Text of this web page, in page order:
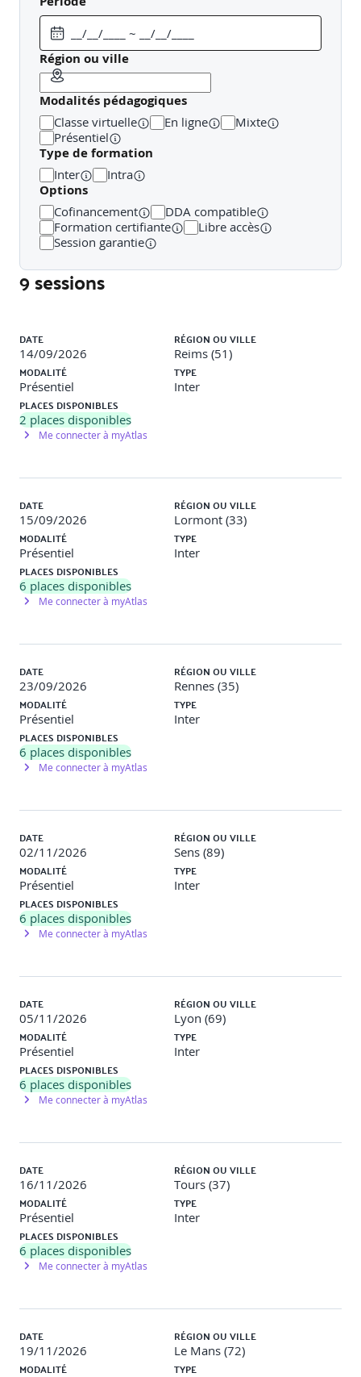
Conseil syndical : fonction d'assistance et de contrôle.
Relations entre le conseil syndical et le syndic
Fonctionnement et Gouvernance de la Copropriété
L'assemblée générale de copropriété :
Définition et rôle dans la prise de décisions
Organisation et fréquence (au moins une fois par an)
Processus de convocation et délais légaux
Déroulement et validation des décisions
Suivi de la gestion et contrôle des comptes
Surveillance des devis et travaux
Obligations légales de la copropriété en matière
d'assurance.
L'Assurance Multirisque Immeuble -
Fondamentaux
immeuble (MRI).
Obligation d'assurance pour les copropriétés.
Structure d'un contrat MRI :
Police d'assurance : éléments constitutifs
Intercalaires et conditions d'application
Franchises : définition et impact
Les différents types de contrats :
Contrat Multirisque
Couverture et Garanties des Contrats Multirisques
La couverture collective : principe et application .
Les biens garantis par le contrat MRI
Dommages aux biens (incendie, dégâts des eaux, etc.)
Région ou ville
Modalités pédagogiques
Classe virtuelle En ligne
Mixte
Présentiel
Type de formation
Inter Intra
Options
Cofinancement
DDA compatible
Formation certifiante
Libre accès
Session garantie
9 sessions
DATE
14/09/2026
RÉGION OU VILLE
Reims (51)
MODALITÉ
Présentiel
TYPE
Inter
PLACES DISPONIBLES
2 places disponibles
Me connecter à myAtlas
DATE
15/09/2026
RÉGION OU VILLE
Lormont (33)
MODALITÉ
Présentiel
TYPE
Inter
PLACES DISPONIBLES
6 places disponibles
Me connecter à myAtlas
DATE
23/09/2026
RÉGION OU VILLE
Rennes (35)
MODALITÉ
Présentiel
TYPE
Inter
PLACES DISPONIBLES
6 places disponibles
Me connecter à myAtlas
DATE
02/11/2026
RÉGION OU VILLE
Sens (89)
MODALITÉ
Présentiel
TYPE
Inter
PLACES DISPONIBLES
6 places disponibles
Me connecter à myAtlas
DATE
05/11/2026
RÉGION OU VILLE
Lyon (69)
MODALITÉ
Présentiel
TYPE
Inter
PLACES DISPONIBLES
6 places disponibles
Me connecter à myAtlas
DATE
16/11/2026
RÉGION OU VILLE
Tours (37)
MODALITÉ
Présentiel
TYPE
Inter
PLACES DISPONIBLES
6 places disponibles
Me connecter à myAtlas
DATE
19/11/2026
RÉGION OU VILLE
Le Mans (72)
MODALITÉ TYPE